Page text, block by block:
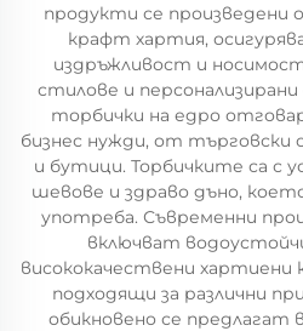
продукти се произведени
крафт хартия,
издръжливост и
стилове и
торбички на едро
бизнес нужди, от
и бутици. Торбичките са с
шевове и здраво дъно,
употреба. Съвременни
включват
висококачествени хартиени
подходящи за различни
обикновено се предлагат